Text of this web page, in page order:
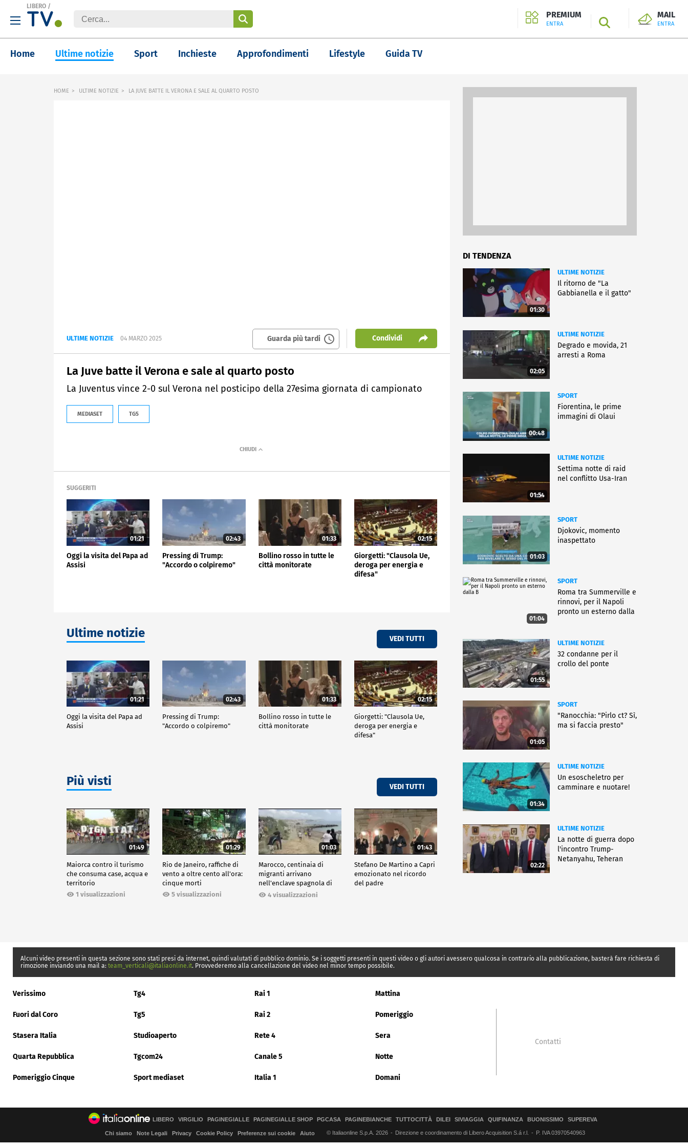
LIBERO /
PREMIUM
ENTRA SEARCH
MAIL
ENTRA
Home Ultime notizie Sport Inchieste Approfondimenti Lifestyle Guida TV
HOME ULTIME NOTIZIE LA JUVE BATTE IL VERONA E SALE AL QUARTO POSTO
ULTIME NOTIZIE 04 MARZO 2025 Guarda più tardi Condividi
La Juve batte il Verona e sale al quarto posto
La Juventus vince 2-0 sul Verona nel posticipo della 27esima giornata di campionato
MEDIASET TG5
SUGGERITI
01:21
Oggi la visita del Papa ad
Assisi
02:43
Pressing di Trump:
"Accordo o colpiremo"
01:33
Bollino rosso in tutte le
città monitorate
02:15
Giorgetti: "Clausola Ue,
deroga per energia e
difesa"
Ultime notizie VEDI TUTTI
01:21
Oggi la visita del Papa ad
Assisi
02:43
Pressing di Trump:
"Accordo o colpiremo"
01:33
Bollino rosso in tutte le
città monitorate
02:15
Giorgetti: "Clausola Ue,
deroga per energia e
difesa"
Più visti VEDI TUTTI
01:49
Maiorca contro il turismo
che consuma case, acqua e
territorio
1 visualizzazioni
01:29
Rio de Janeiro, raffiche di
vento a oltre cento all'ora:
cinque morti
5 visualizzazioni
01:03
Marocco, centinaia di
migranti arrivano
nell'enclave spagnola di
Ceuta4 visualizzazioni
01:43
Stefano De Martino a Capri
emozionato nel ricordo
del padre
DI TENDENZA
01:30
ULTIME NOTIZIE
Il ritorno de "La
Gabbianella e il gatto"
02:05
ULTIME NOTIZIE
Degrado e movida, 21
arresti a Roma
00:48
SPORT
Fiorentina, le prime
immagini di Olaui
01:54
ULTIME NOTIZIE
Settima notte di raid
nel conflitto Usa-Iran
01:03
SPORT
Djokovic, momento
inaspettato
01:04
SPORT
Roma tra Summerville e
rinnovi, per il Napoli
pronto un esterno dalla
01:55
ULTIME NOTIZIE
32 condanne per il
crollo del ponte
01:05
SPORT
"Ranocchia: "Pirlo ct? Sì,
ma si faccia presto"
01:34
ULTIME NOTIZIE
Un esoscheletro per
camminare e nuotare!
02:22
ULTIME NOTIZIE
La notte di guerra dopo
l'incontro Trump-
Netanyahu, Teheran
Alcuni video presenti in questa sezione sono stati presi da internet, quindi valutati di pubblico dominio. Se i soggetti presenti in questi video o gli autori avessero qualcosa in contrario alla pubblicazione, basterà fare richiesta di
rimozione inviando una mail a: team_verticali@italiaonline.it. Provvederemo alla cancellazione del video nel minor tempo possibile.
Verissimo Tg4 Rai 1 Mattina
Fuori dal Coro Tg5 Rai 2 Pomeriggio
Stasera Italia Studioaperto Rete 4 Sera
Quarta Repubblica Tgcom24 Canale 5 Notte
Pomeriggio Cinque Sport mediaset Italia 1 Domani
Contatti
LIBERO VIRGILIO PAGINEGIALLE PAGINEGIALLE SHOP PGCASA PAGINEBIANCHE TUTTOCITTÀ DILEI SIVIAGGIA QUIFINANZA BUONISSIMO SUPEREVA
Chi siamo Note Legali Privacy Cookie Policy Preferenze sui cookie Aiuto © Italiaonline S.p.A. 2026 Direzione e coordinamento di Libero Acquisition S.á r.l. P. IVA 03970540963